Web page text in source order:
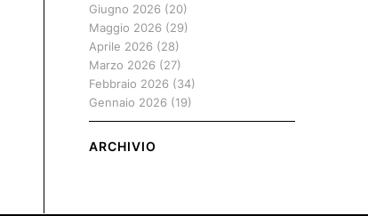
Giugno 2026(20)
Maggio 2026(29)
Aprile 2026(28)
Marzo 2026(27)
Febbraio 2026(34)
Gennaio 2026(19)
ARCHIVIO